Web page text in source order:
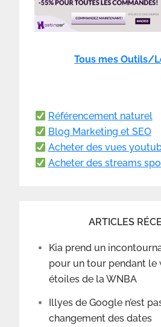
Tous mes Outils/
Référencement naturel
Blog Marketing et SEO
Acheter des vues
Acheter des streams
ARTICLES
Kia prend un
pour un tour pendant le
étoiles de la WNBA
Illyes de Google n’est
changement des dates